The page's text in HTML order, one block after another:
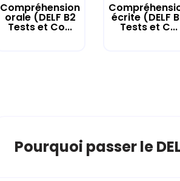
Compréhension
orale (DELF B2
Tests et Co...
écrite (DELF
Tests et C...
Pourquoi passer le